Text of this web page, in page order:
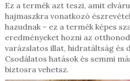
Ez a termék azt teszi, amit
hajmaszkra vonatkozó
hazudnak – ez a termék képes
eredményeket hozni az
varázslatos illat, hidratáltság és
Csodálatos hatások és semmi
biztosra vehetsz.